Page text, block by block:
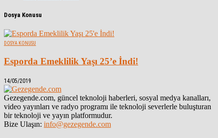
Dosya Konusu
DOSYA KONUSU
Esporda Emeklilik Yaşı 25’e İndi!
14/05/2019
Gezegende.com, güncel teknoloji haberleri, sosyal medya kanalları,
video yayınları ve radyo programı ile teknoloji severlerle buluşturan
bir teknoloji ve yayın platformudur.
Bize Ulaşın: info@gezegende.com